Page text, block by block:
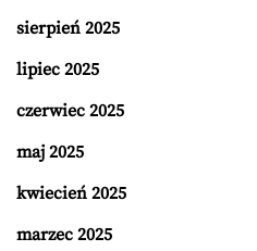
sierpień 2025
lipiec 2025
czerwiec 2025
maj 2025
kwiecień 2025
marzec 2025